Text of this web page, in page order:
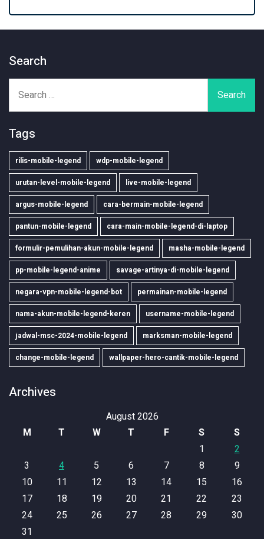
Search
for:
Tags
rilis-mobile-legend wdp-mobile-legend
urutan-level-mobile-legend live-mobile-legend
argus-mobile-legend cara-bermain-mobile-legend
pantun-mobile-legend cara-main-mobile-legend-di-laptop
formulir-pemulihan-akun-mobile-legend masha-mobile-legend
pp-mobile-legend-anime savage-artinya-di-mobile-legend
negara-vpn-mobile-legend-bot permainan-mobile-legend
nama-akun-mobile-legend-keren username-mobile-legend
jadwal-msc-2024-mobile-legend marksman-mobile-legend
change-mobile-legend wallpaper-hero-cantik-mobile-legend
Archives
August 2026
M
T W T F S
S
1
2
3
4 5 6 7 8
9
10
11 12 13 14 15
16
17
18 19 20 21 22
23
24
25 26 27 28 29
30
31